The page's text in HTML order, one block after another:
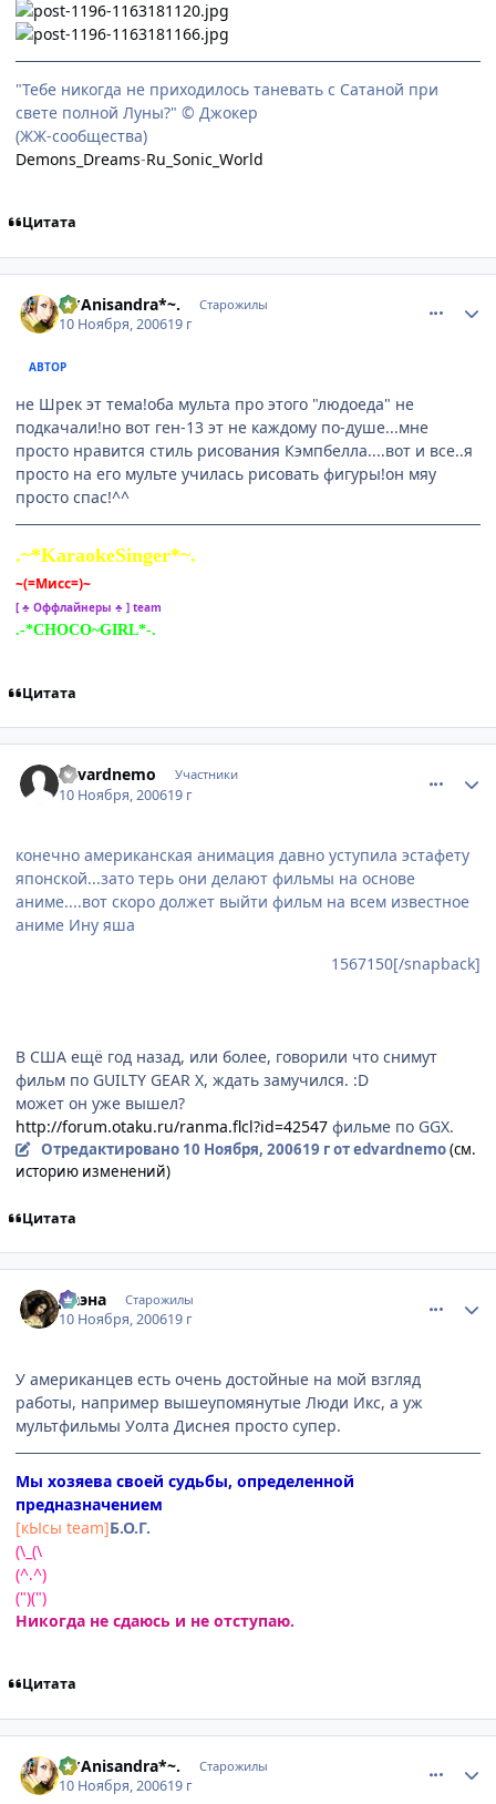
"Тебе никогда не приходилось таневать с Сатаной при
свете полной Луны?" © Джокер
(ЖЖ-сообщества)
Demons_Dreams-Ru_Sonic_World
Цитата
.~*Anisandra*~. Старожилы
10 Ноября, 200619 г
АВТОР
не Шрек эт тема!оба мульта про этого "людоеда" не
подкачали!но вот ген-13 эт не каждому по-душе...мне
просто нравится стиль рисования Кэмпбелла....вот и все..я
просто на его мульте училась рисовать фигуры!он мяу
просто спас!^^
.~*KaraokeSinger*~.
~(=Мисс=)~
[ ♣ Оффлайнеры ♣ ] team
.-*CHOCO~GIRL*-.
Цитата
edvardnemo Участники
10 Ноября, 200619 г
конечно американская анимация давно уступила эстафету
японской...зато терь они делают фильмы на основе
аниме....вот скоро должет выйти фильм на всем известное
аниме Ину яша
1567150[/snapback]
В США ещё год назад, или более, говорили что снимут
фильм по GUILTY GEAR X, ждать замучился. :D
может он уже вышел?
http://forum.otaku.ru/ranma.flcl?id=42547 фильме по GGX.
Отредактировано 10 Ноября, 200619 гот edvardnemo(см.
историю изменений)
Цитата
Даэна Старожилы
10 Ноября, 200619 г
У американцев есть очень достойные на мой взгляд
работы, например вышеупомянутые Люди Икс, а уж
мультфильмы Уолта Диснея просто супер.
Мы хозяева своей судьбы, определенной
предназначением
[кЫсы team]Б.О.Г.
(\_(\
(^.^)
(")(")
Никогда не сдаюсь и не отступаю.
Цитата
.~*Anisandra*~. Старожилы
10 Ноября, 200619 г